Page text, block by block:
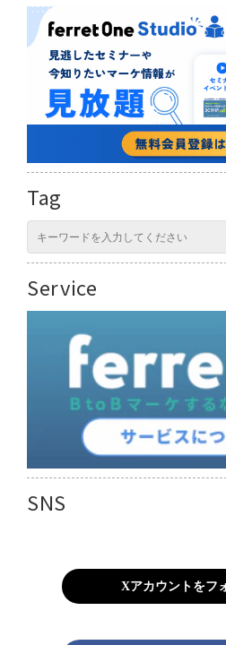
Tag
Service
SNS
Xアカウントをフ